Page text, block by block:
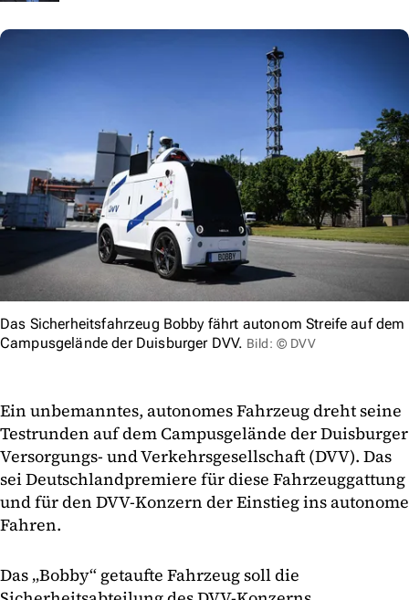
Das Sicherheitsfahrzeug Bobby fährt autonom Streife auf dem
Campusgelände der Duisburger DVV. Bild: © DVV
Ein unbemanntes, autonomes Fahrzeug dreht seine
Testrunden auf dem Campusgelände der Duisburger
Versorgungs- und Verkehrsgesellschaft (DVV). Das
sei Deutschlandpremiere für diese Fahrzeuggattung
und für den DVV-Konzern der Einstieg ins autonome
Fahren.
Das „Bobby“ getaufte Fahrzeug soll die